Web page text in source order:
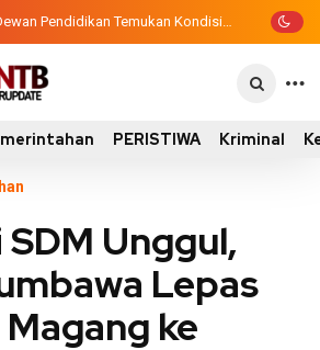
Dewan Pendidikan Temukan
305 Siswa SDN Kanar Belajar di
Sinergi Eksekutif-Legislatif,
Ansori Serahkan Tujuh Kontainer
PERISTIWA Kriminal
Unggul,
Lepas
ke